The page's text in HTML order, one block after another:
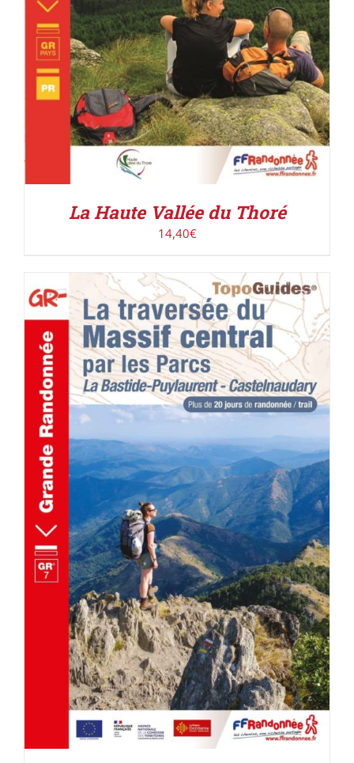
La Haute Vallée du Thoré
14,40€
AJOUTER AU PANIER / DÉTAILS